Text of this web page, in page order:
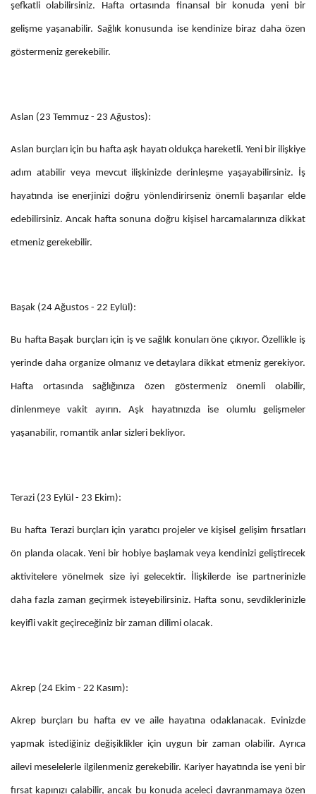
şefkatli olabilirsiniz. Hafta ortasında finansal bir konuda yeni bir
gelişme yaşanabilir. Sağlık konusunda ise kendinize biraz daha özen
göstermeniz gerekebilir.
Aslan (23 Temmuz - 23 Ağustos):
Aslan burçları için bu hafta aşk hayatı oldukça hareketli. Yeni bir ilişkiye
adım atabilir veya mevcut ilişkinizde derinleşme yaşayabilirsiniz. İş
hayatında ise enerjinizi doğru yönlendirirseniz önemli başarılar elde
edebilirsiniz. Ancak hafta sonuna doğru kişisel harcamalarınıza dikkat
etmeniz gerekebilir.
Başak (24 Ağustos - 22 Eylül):
Bu hafta Başak burçları için iş ve sağlık konuları öne çıkıyor. Özellikle iş
yerinde daha organize olmanız ve detaylara dikkat etmeniz gerekiyor.
Hafta ortasında sağlığınıza özen göstermeniz önemli olabilir,
dinlenmeye vakit ayırın. Aşk hayatınızda ise olumlu gelişmeler
yaşanabilir, romantik anlar sizleri bekliyor.
Terazi (23 Eylül - 23 Ekim):
Bu hafta Terazi burçları için yaratıcı projeler ve kişisel gelişim fırsatları
ön planda olacak. Yeni bir hobiye başlamak veya kendinizi geliştirecek
aktivitelere yönelmek size iyi gelecektir. İlişkilerde ise partnerinizle
daha fazla zaman geçirmek isteyebilirsiniz. Hafta sonu, sevdiklerinizle
keyifli vakit geçireceğiniz bir zaman dilimi olacak.
Akrep (24 Ekim - 22 Kasım):
Akrep burçları bu hafta ev ve aile hayatına odaklanacak. Evinizde
yapmak istediğiniz değişiklikler için uygun bir zaman olabilir. Ayrıca
ailevi meselelerle ilgilenmeniz gerekebilir. Kariyer hayatında ise yeni bir
fırsat kapınızı çalabilir, ancak bu konuda aceleci davranmamaya özen